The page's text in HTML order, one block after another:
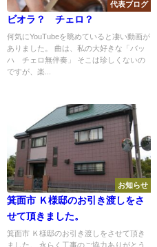
代表ブログ
ビオラ？ チェロ？
何気にYouTubeを眺めていると凄い動画が
ありました。 曲は、私の大好きな「バッ
ハ チェロ無伴奏」 そこは珍しくないの
ですが、楽...
お知らせ
箕面市 Ｋ様邸のお引き渡しをさ
せて頂きました。
箕面市 Ｋ様邸のお引き渡しをさせて頂き
ました。 永らく工事のご協力ありがとう